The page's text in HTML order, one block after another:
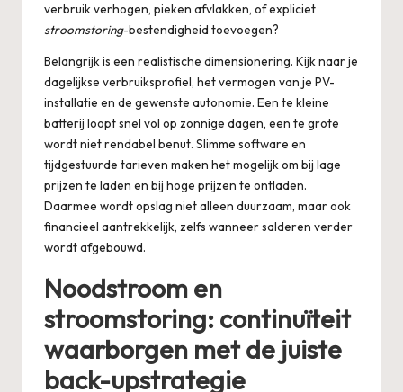
verbruik verhogen, pieken afvlakken, of expliciet
stroomstoring-bestendigheid toevoegen?
Belangrijk is een realistische dimensionering. Kijk naar je
dagelijkse verbruiksprofiel, het vermogen van je PV-
installatie en de gewenste autonomie. Een te kleine
batterij loopt snel vol op zonnige dagen, een te grote
wordt niet rendabel benut. Slimme software en
tijdgestuurde tarieven maken het mogelijk om bij lage
prijzen te laden en bij hoge prijzen te ontladen.
Daarmee wordt opslag niet alleen duurzaam, maar ook
financieel aantrekkelijk, zelfs wanneer salderen verder
wordt afgebouwd.
Noodstroom en
stroomstoring: continuïteit
waarborgen met de juiste
back-upstrategie